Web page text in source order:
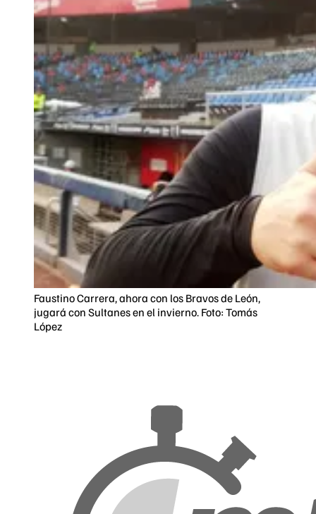
Faustino Carrera, ahora con los Bravos de León,
jugará con Sultanes en el invierno. Foto: Tomás
López